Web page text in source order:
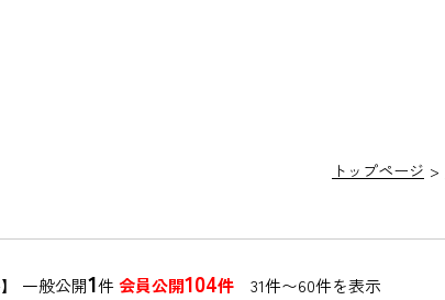
トップページ
一般公開1件会員公開104件 31件〜60件を表示